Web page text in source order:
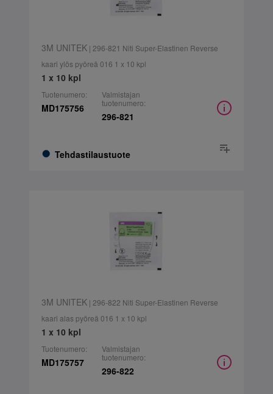
3M UNITEK| 296-821 Niti Super-Elastinen Reverse
kaari ylös pyöreä 016 1 x 10 kpl
1 x 10 kpl
Tuotenumero:
MD175756
Tehdastilaustuote
Valmistajan
tuotenumero:
296-821
3M UNITEK| 296-822 Niti Super-Elastinen Reverse
kaari alas pyöreä 016 1 x 10 kpl
1 x 10 kpl
Tuotenumero:
MD175757
Valmistajan
tuotenumero:
296-822